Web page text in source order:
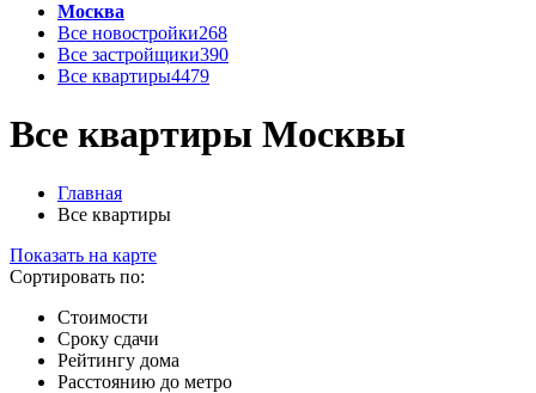
Москва
Все новостройки268
Все застройщики390
Все квартиры4479
Все квартиры Москвы
Главная
Все квартиры
Показать на карте
Сортировать по:
Стоимости
Сроку сдачи
Рейтингу дома
Расстоянию до метро